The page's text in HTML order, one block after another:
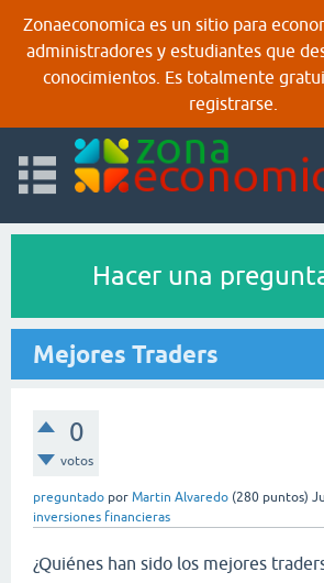
Zonaeconomica es un sitio para
administradores y estudiantes que
conocimientos. Es totalmente
registrarse.
Hacer una
Mejores Traders
0
votos
preguntado por Martin Alvaredo (280 puntos)
inversiones financieras
¿Quiénes han sido los mejores